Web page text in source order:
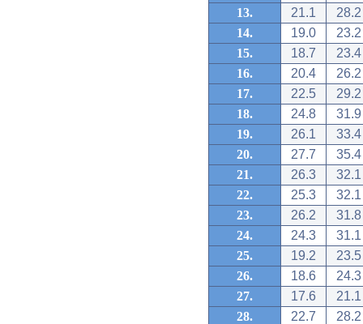
13.
21.1
28.2
14.
19.0
23.2
15.
18.7
23.4
16.
20.4
26.2
17.
22.5
29.2
18.
24.8
31.9
19.
26.1
33.4
20.
27.7
35.4
21.
26.3
32.1
22.
25.3
32.1
23.
26.2
31.8
24.
24.3
31.1
25.
19.2
23.5
26.
18.6
24.3
27.
17.6
21.1
28.
22.7
28.2